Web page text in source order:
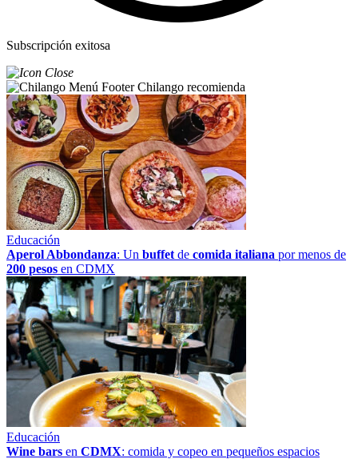
Subscripción exitosa
Chilango recomienda
Educación
Aperol Abbondanza: Un buffet de comida italiana por menos de
200 pesos en CDMX
Educación
Wine bars en CDMX: comida y copeo en pequeños espacios